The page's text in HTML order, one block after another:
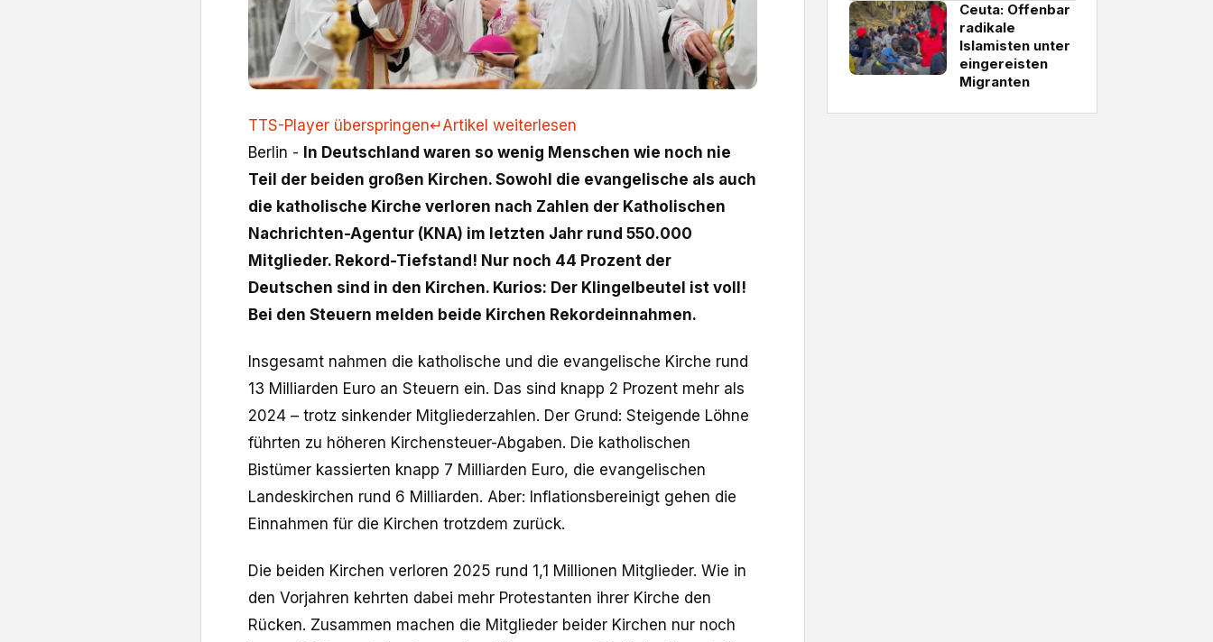
TTS-Player überspringen↵Artikel weiterlesen
Berlin - In Deutschland waren so wenig Menschen wie noch nie
Teil der beiden großen Kirchen. Sowohl die evangelische als auch
die katholische Kirche verloren nach Zahlen der Katholischen
Nachrichten-Agentur (KNA) im letzten Jahr rund 550.000
Mitglieder. Rekord-Tiefstand! Nur noch 44 Prozent der
Deutschen sind in den Kirchen. Kurios: Der Klingelbeutel ist voll!
Bei den Steuern melden beide Kirchen Rekordeinnahmen.
Insgesamt nahmen die katholische und die evangelische Kirche rund
13 Milliarden Euro an Steuern ein. Das sind knapp 2 Prozent mehr als
2024 – trotz sinkender Mitgliederzahlen. Der Grund: Steigende Löhne
führten zu höheren Kirchensteuer-Abgaben. Die katholischen
Bistümer kassierten knapp 7 Milliarden Euro, die evangelischen
Landeskirchen rund 6 Milliarden. Aber: Inflationsbereinigt gehen die
Einnahmen für die Kirchen trotzdem zurück.
Die beiden Kirchen verloren 2025 rund 1,1 Millionen Mitglieder. Wie in
den Vorjahren kehrten dabei mehr Protestanten ihrer Kirche den
Rücken. Zusammen machen die Mitglieder beider Kirchen nur noch
Ceuta: Offenbar
radikale
Islamisten unter
eingereisten
Migranten